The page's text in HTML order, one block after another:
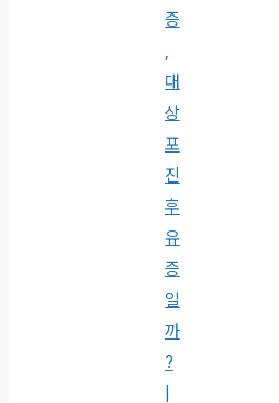
증
,
대
상
포
진
후
유
증
일
까
?